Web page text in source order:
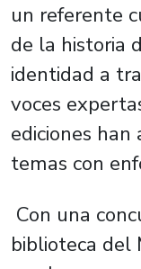
un referente
de la historia
identidad a
voces
ediciones
temas con
Con una
biblioteca del